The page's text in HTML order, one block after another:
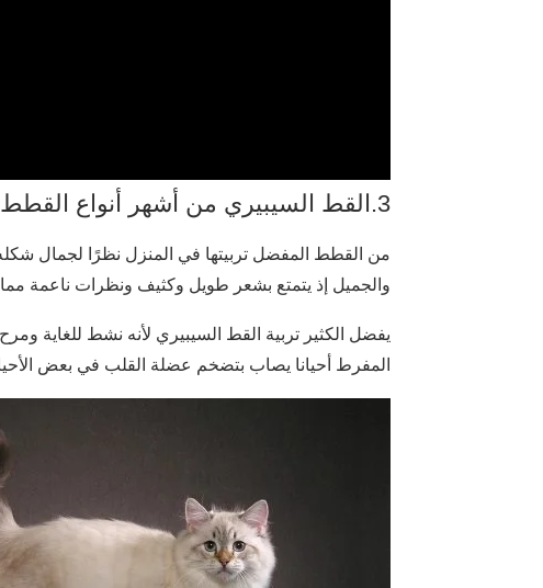
3.القط السيبيري من أشهر أنواع القطط:
من القطط المفضل تربيتها في المنزل نظرًا لجمال
والجميل إذ يتمتع بشعر طويل وكثيف ونظرات ناعمة مما
يفضل الكثير تربية القط السيبيري لأنه نشط للغاية
المفرط أحيانا يصاب بتضخم عضلة القلب في بعض